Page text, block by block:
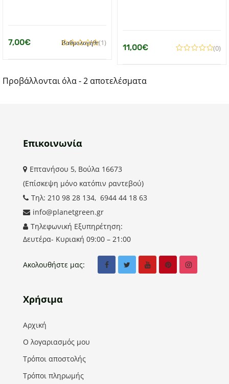
7,00€
Βαθμολογήθηκε
5.00
από
(1) 11,00€ (0)
Προβάλλονται όλα - 2 αποτελέσματα
Επικοινωνία
Επτανήσου 5, Βούλα 16673
(Επίσκεψη μόνο κατόπιν ραντεβού)
Τηλ: 210 98 28 134, 6944 44 18 63
info@planetgreen.gr
Τηλεφωνική Εξυπηρέτηση:
Δευτέρα- Κυριακή 09:00 – 21:00
Ακολουθήστε μας:
Χρήσιμα
Αρχική
Ο λογαριασμός μου
Τρόποι αποστολής
Τρόποι πληρωμής